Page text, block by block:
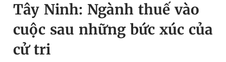
Chuyên mục
Chuyên mục khác
Đổi mật khẩu
Tin đã lưu
Tây Ninh: Ngành thuế vào
cuộc sau những bức xúc của
cử tri